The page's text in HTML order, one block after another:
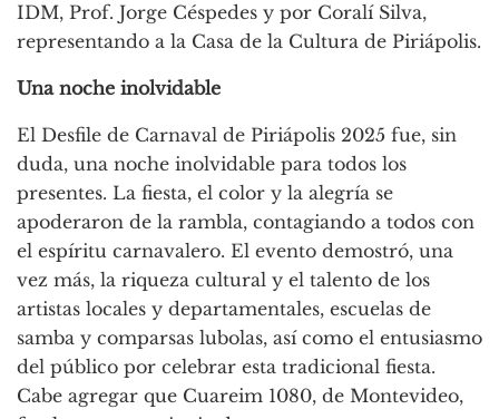
IDM, Prof. Jorge Céspedes y por Coralí Silva,
representando a la Casa de la Cultura de Piriápolis.
Una noche inolvidable
El Desfile de Carnaval de Piriápolis 2025 fue, sin
duda, una noche inolvidable para todos los
presentes. La fiesta, el color y la alegría se
apoderaron de la rambla, contagiando a todos con
el espíritu carnavalero. El evento demostró, una
vez más, la riqueza cultural y el talento de los
artistas locales y departamentales, escuelas de
samba y comparsas lubolas, así como el entusiasmo
del público por celebrar esta tradicional fiesta.
Cabe agregar que Cuareim 1080, de Montevideo,